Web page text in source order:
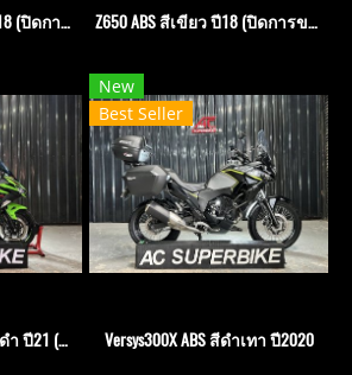
Z900 ABS สีเขียวดำ ปี18 (ปิดการขาย) Z650 ABS สีเขียว ปี18 (ปิดการขาย)
Ninja400SE ABS สีเขียวดำ ปี21 (ปิดการขาย)
New
Best Seller
Versys300X ABS สีดำเทา ปี2020